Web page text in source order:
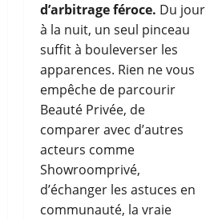
d’arbitrage féroce. Du jour
à la nuit, un seul pinceau
suffit à bouleverser les
apparences. Rien ne vous
empêche de parcourir
Beauté Privée, de
comparer avec d’autres
acteurs comme
Showroomprivé,
d’échanger les astuces en
communauté, la vraie